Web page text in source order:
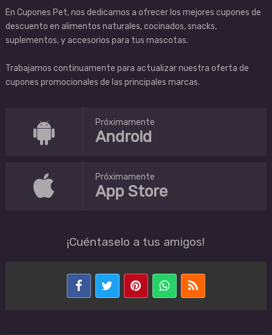
En Cupones Pet, nos dedicamos a ofrecer los mejores cupones de
descuento en alimentos naturales, cocinados, snacks,
suplementos, y accesorios para tus mascotas.
Trabajamos continuamente para actualizar nuestra oferta de
cupones promocionales de las principales marcas.
Próximamente
Android
Próximamente
App Store
¡Cuéntaselo a tus amigos!